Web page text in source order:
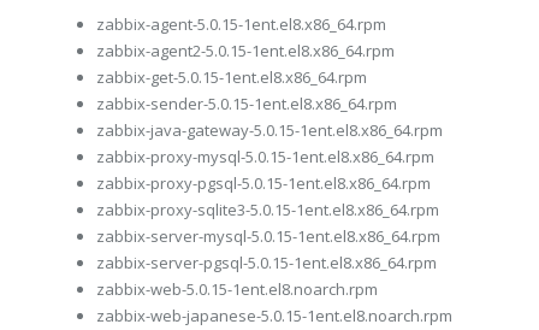
zabbix-agent-5.0.15-1ent.el8.x86_64.rpm
zabbix-agent2-5.0.15-1ent.el8.x86_64.rpm
zabbix-get-5.0.15-1ent.el8.x86_64.rpm
zabbix-sender-5.0.15-1ent.el8.x86_64.rpm
zabbix-java-gateway-5.0.15-1ent.el8.x86_64.rpm
zabbix-proxy-mysql-5.0.15-1ent.el8.x86_64.rpm
zabbix-proxy-pgsql-5.0.15-1ent.el8.x86_64.rpm
zabbix-proxy-sqlite3-5.0.15-1ent.el8.x86_64.rpm
zabbix-server-mysql-5.0.15-1ent.el8.x86_64.rpm
zabbix-server-pgsql-5.0.15-1ent.el8.x86_64.rpm
zabbix-web-5.0.15-1ent.el8.noarch.rpm
zabbix-web-japanese-5.0.15-1ent.el8.noarch.rpm